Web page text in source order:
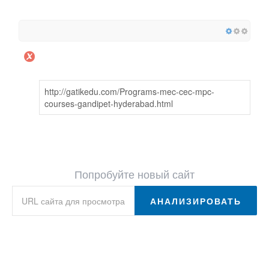
http://gatikedu.com/Programs-mec-cec-mpc-
courses-gandipet-hyderabad.html
Попробуйте новый сайт
АНАЛИЗИРОВАТЬ